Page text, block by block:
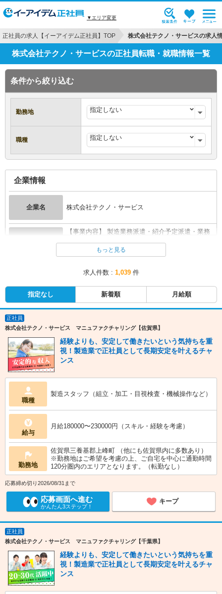
▼エリア変更
正社員の求人【イーアイデム正社員】TOP 株式会社テクノ・サービスの求人
株式会社テクノ・サービスの正社員転職・就職情報一覧
条件から絞り込む
勤務地
職種
企業情報
企業名 株式会社テクノ・サービス
【事業内容】 製造業務派遣・紹介予定派遣・業務
もっと見る
求人件数 : 1,039件
指定なし 新着順 月給順
正社員
株式会社テクノ・サービス マニュファクチャリング【佐賀県】
経験よりも、安定して働きたいという気持ちを重
視！製造業で正社員として長期安定を叶えるチャ
ンス
職種
製造スタッフ（組立・加工・目視検査・機械操作など）
給与
月給180000〜230000円（スキル・経験を考慮）
勤務地
佐賀県三養基郡上峰町 （他にも佐賀県内に多数あり）
※勤務地はご希望を考慮の上、ご自宅を中心に通勤時間
120分圏内のエリアとなります。（転勤なし）
応募締め切り2026/08/31まで
応募画面へ進む
かんたん3ステップ！
キープ
正社員
株式会社テクノ・サービス マニュファクチャリング【千葉県】
経験よりも、安定して働きたいという気持ちを重
視！製造業で正社員として長期安定を叶えるチャ
ンス